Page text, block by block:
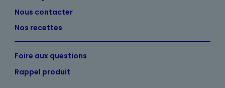
Nous contacter
Nos recettes
Foire aux questions
Rappel produit